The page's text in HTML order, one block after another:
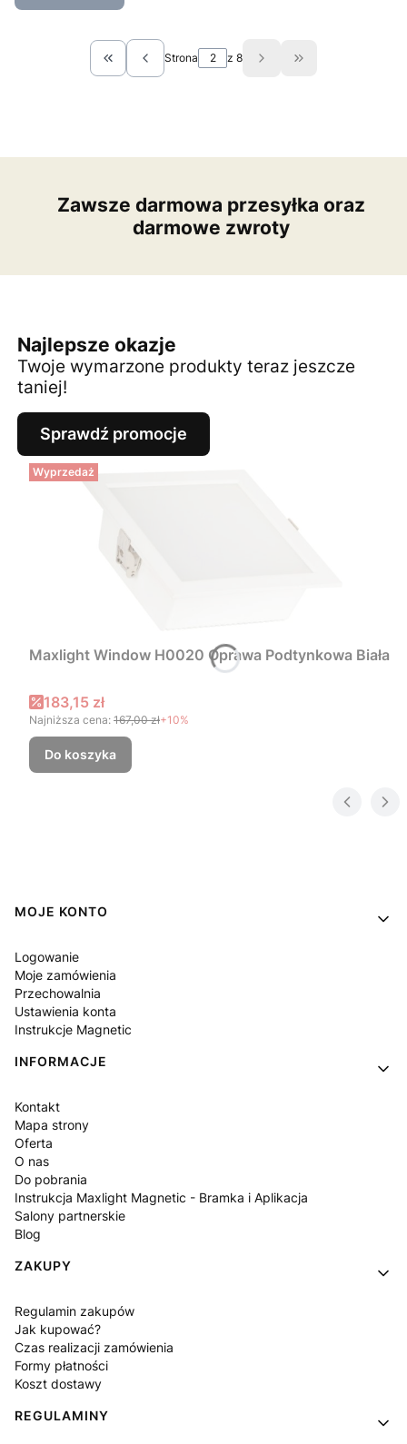
Wróć do pierwszej strony z produktami
Strona z 8 Przejdź do
Zawsze darmowa przesyłka oraz
darmowe zwroty
Najlepsze okazje
Twoje wymarzone produkty teraz jeszcze
taniej!
Sprawdź promocje
Wyprzedaż
Maxlight Window H0020 Oprawa Podtynkowa Biała
Cena promocyjna
183,15 zł
Najniższa cena: 167,00 zł+10%
Do koszyka
Linki w stopce
MOJE KONTO
Logowanie
Moje zamówienia
Przechowalnia
Ustawienia konta
Instrukcje Magnetic
INFORMACJE
Kontakt
Mapa strony
Oferta
O nas
Do pobrania
Instrukcja Maxlight Magnetic - Bramka i Aplikacja
Salony partnerskie
Blog
ZAKUPY
Regulamin zakupów
Jak kupować?
Czas realizacji zamówienia
Formy płatności
Koszt dostawy
REGULAMINY